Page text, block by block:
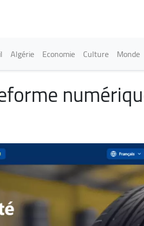
navigation
Algérie Economie Culture Monde